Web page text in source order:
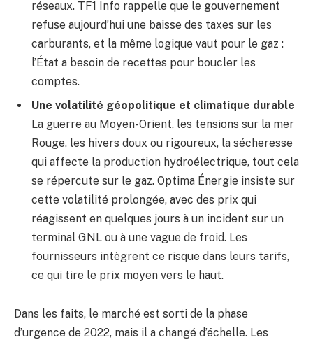
réseaux. TF1 Info rappelle que le gouvernement
refuse aujourd’hui une baisse des taxes sur les
carburants, et la même logique vaut pour le gaz :
l’État a besoin de recettes pour boucler les
comptes.
Une volatilité géopolitique et climatique durable
La guerre au Moyen-Orient, les tensions sur la mer
Rouge, les hivers doux ou rigoureux, la sécheresse
qui affecte la production hydroélectrique, tout cela
se répercute sur le gaz. Optima Énergie insiste sur
cette volatilité prolongée, avec des prix qui
réagissent en quelques jours à un incident sur un
terminal GNL ou à une vague de froid. Les
fournisseurs intègrent ce risque dans leurs tarifs,
ce qui tire le prix moyen vers le haut.
Dans les faits, le marché est sorti de la phase
d’urgence de 2022, mais il a changé d’échelle. Les